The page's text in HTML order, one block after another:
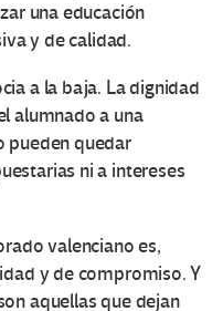
una educación
y de calidad.
a la baja. La dignidad
alumnado a una
pueden quedar
ni a intereses
valenciano es,
y de compromiso. Y
aquellas que dejan